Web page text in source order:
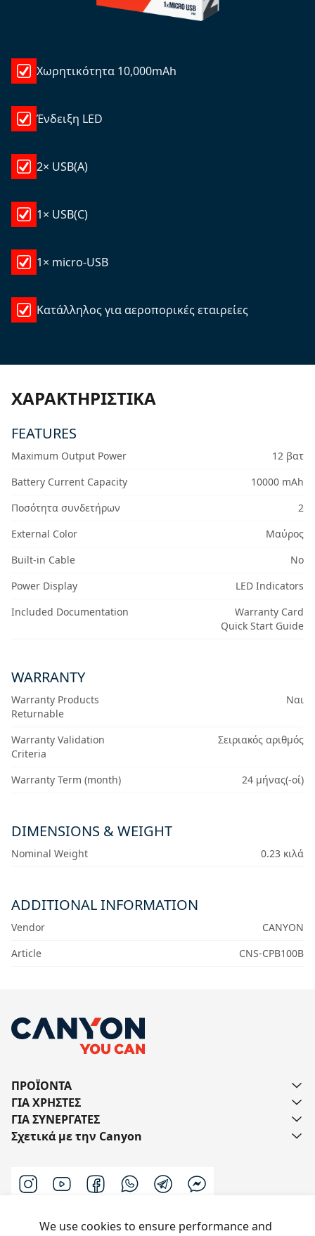
Χωρητικότητα 10,000mAh
Ένδειξη LED
2× USB(A)
1× USB(C)
1× micro-USB
Κατάλληλος για αεροπορικές εταιρείες
ΧΑΡΑΚΤΗΡΙΣΤΙΚΆ
FEATURES
Maximum Output Power
12 βατ
Battery Current Capacity
10000 mAh
Ποσότητα συνδετήρων
2
External Color
Μαύρος
Built-in Cable
No
Power Display
LED Indicators
Included Documentation
Warranty Card
Quick Start Guide
WARRANTY
Warranty Products
Returnable
Ναι
Warranty Validation
Criteria
Σειριακός αριθμός
Warranty Term (month) 24 μήνας(-οί)
DIMENSIONS & WEIGHT
Nominal Weight 0.23 κιλά
ADDITIONAL INFORMATION
Vendor
CANYON
Article
CNS-CPB100B
ΠΡΟΪΟΝΤΑ
ΓΙΑ ΧΡΗΣΤΕΣ
ΓΙΑ ΣΥΝΕΡΓΑΤΕΣ
Σχετικά με την Canyon
We use cookies to ensure performance and